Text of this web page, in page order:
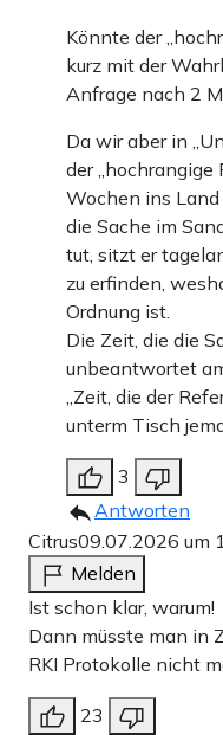
Könnte der
kurz mit der
Anfrage nach 2
Da wir aber in
der „hochrangige
Wochen ins
die Sache im
tut, sitzt er
zu erfinden,
Ordnung ist.
Die Zeit, die die
unbeantwortet
„Zeit, die der
unterm Tisch
3
Antworten
Citrus09.07.2026 um
Melden
Ist schon klar, warum!
Dann müsste man in
RKI Protokolle nicht
23